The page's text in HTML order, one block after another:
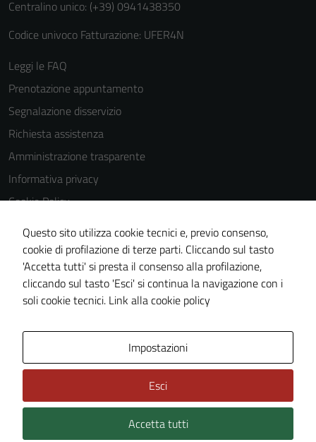
Centralino unico: (+39) 0941438350
Codice univoco Fatturazione: UFER4N
Leggi le FAQ
Prenotazione appuntamento
Segnalazione disservizio
Richiesta assistenza
Amministrazione trasparente
Informativa privacy
Cookie Policy
Note legali
Dichiarazione di accessibilità
Obiettivi di accessibilità
Piano di miglioramento del sito
Technical Design s.r.l.
Questo sito utilizza cookie tecnici e, previo consenso,
cookie di profilazione di terze parti. Cliccando sul tasto
'Accetta tutti' si presta il consenso alla profilazione,
cliccando sul tasto 'Esci' si continua la navigazione con i
soli cookie tecnici. Link alla cookie policy
Impostazioni
Esci
Accetta tutti